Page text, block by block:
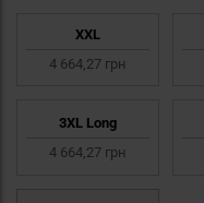
XXL
4 664,27 грн
3XL Long
4 664,27 грн